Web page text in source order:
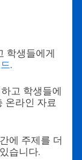
학생들에게
.
고 학생들에
온라인 자료
에 주제를 더
습니다.